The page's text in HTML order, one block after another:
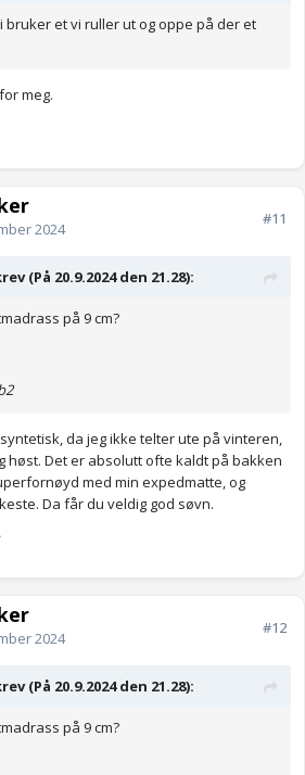
bruker et vi ruller ut og oppe på der et
meg.
2024
#11
(På 20.9.2024 den 21.28):
på 9 cm?
syntetisk, da jeg ikke telter ute på vinteren,
høst. Det er absolutt ofte kaldt på bakken
med min expedmatte, og
Da får du veldig god søvn.
2024
#12
(På 20.9.2024 den 21.28):
på 9 cm?